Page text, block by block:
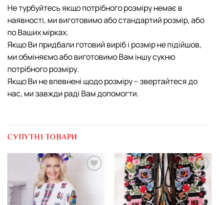
Не турбуйтесь якщо потрібного розміру немає в
наявності, ми виготовимо або стандартий розмір, або
по Ваших мірках.
Якщо Ви придбали готовий виріб і розмір не підійшов,
ми обміняємо або виготовимо Вам іншу cукню
потрібного розміру.
Якщо Ви не впевнені щодо розміру – звертайтеся до
нас, ми завжди раді Вам допомогти.
СУПУТНІ ТОВАРИ
Додати
виріб у
вибране